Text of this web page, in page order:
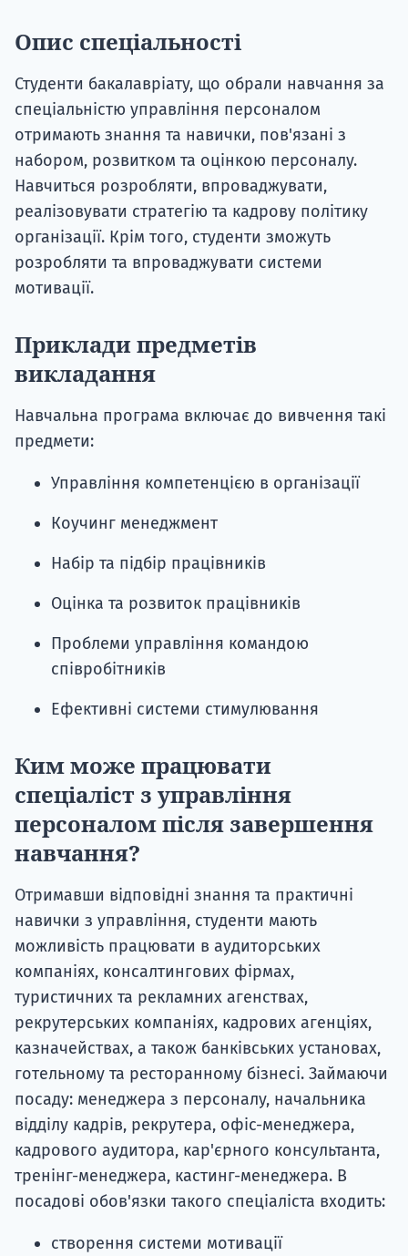
Опис спеціальності
Студенти бакалавріату, що обрали навчання за
спеціальністю управління персоналом
отримають знання та навички, пов'язані з
набором, розвитком та оцінкою персоналу.
Навчиться розробляти, впроваджувати,
реалізовувати стратегію та кадрову політику
організації. Крім того, студенти зможуть
розробляти та впроваджувати системи
мотивації.
Приклади предметів
викладання
Навчальна програма включає до вивчення такі
предмети:
Управління компетенцією в організації
Коучинг менеджмент
Набір та підбір працівників
Оцінка та розвиток працівників
Проблеми управління командою
співробітників
Ефективні системи стимулювання
Ким може працювати
спеціаліст з управління
персоналом після завершення
навчання?
Отримавши відповідні знання та практичні
навички з управління, студенти мають
можливість працювати в аудиторських
компаніях, консалтингових фірмах,
туристичних та рекламних агенствах,
рекрутерських компаніях, кадрових агенціях,
казначействах, а також банківських установах,
готельному та ресторанному бізнесі. Займаючи
посаду: менеджера з персоналу, начальника
відділу кадрів, рекрутера, офіс-менеджера,
кадрового аудитора, кар'єрного консультанта,
тренінг-менеджера, кастинг-менеджера. В
посадові обов'язки такого спеціаліста входить:
створення системи мотивації